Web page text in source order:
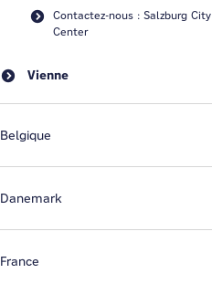
Contactez-nous : Salzburg City
Center
Vienne
Belgique
Danemark
France